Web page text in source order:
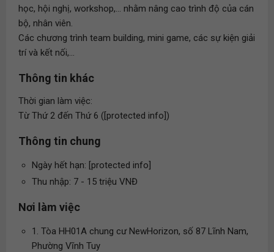
học, hội nghị, workshop,... nhằm nâng cao trình độ của cán
bộ, nhân viên.
Các chương trình team building, mini game, các sự kiện giải
trí và kết nối,...
Thông tin khác
Thời gian làm việc:
Từ Thứ 2 đến Thứ 6 ([protected info])
Thông tin chung
Ngày hết hạn: [protected info]
Thu nhập: 7 - 15 triệu VNĐ
Nơi làm việc
1. Tòa HH01A chung cư NewHorizon, số 87 Lĩnh Nam,
Phường Vĩnh Tuy